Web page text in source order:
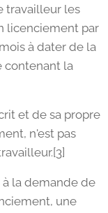
travailleur les
licenciement par
à dater de la
contenant la
et de sa propre
n'est pas
la demande de
une